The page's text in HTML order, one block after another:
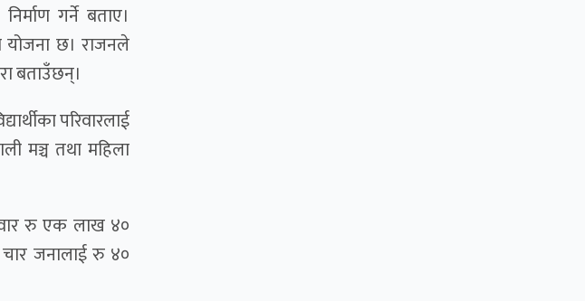
गर्ने बताए।
छ। राजनले
बताउँछन्।
परिवारलाई
मञ्च तथा महिला
रु एक लाख ४०
जनालाई रु ४०